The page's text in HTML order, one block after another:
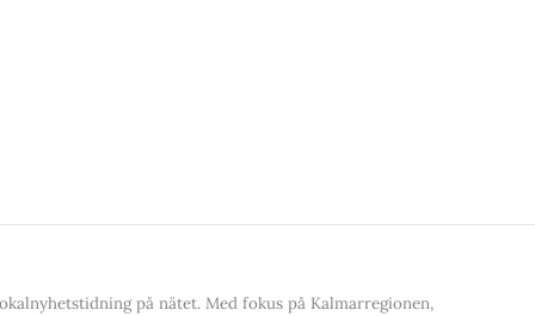
på nätet. Med fokus på Kalmarregionen,